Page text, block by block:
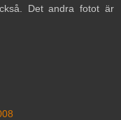
Det andra fotot är